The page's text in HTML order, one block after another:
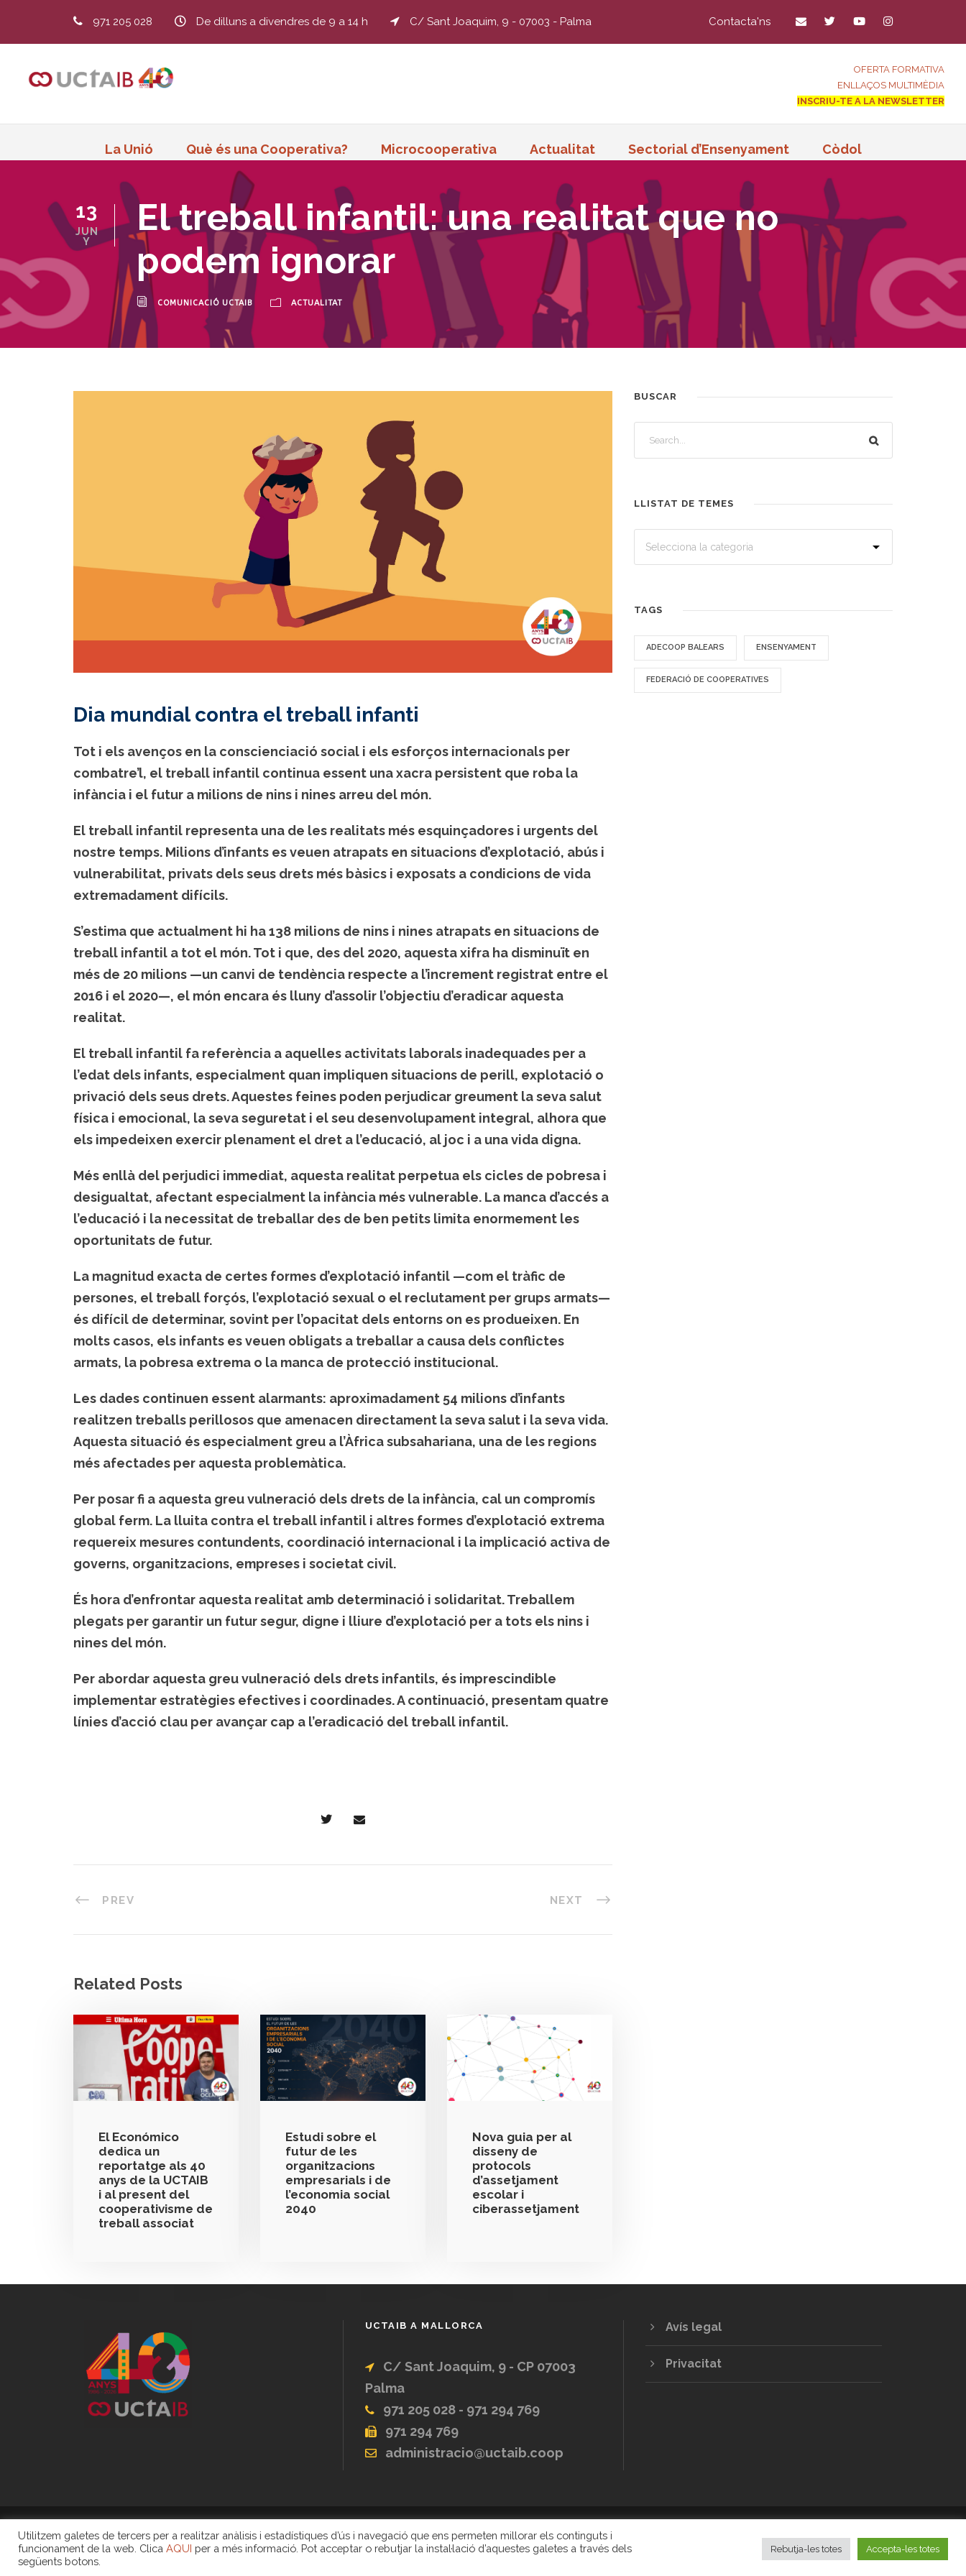
971 205 028 De dilluns a divendres de 9 a 14 h C/ Sant Joaquim, 9 - 07003 - Palma Contacta'ns
OFERTA FORMATIVA
ENLLAÇOS MULTIMÈDIA
INSCRIU-TE A LA NEWSLETTER
La Unió Què és una Cooperativa? Microcooperativa Actualitat Sectorial d’Ensenyament Còdol
13
JUN
Y
El treball infantil: una realitat que no
podem ignorar
COMUNICACIÓ UCTAIB ACTUALITAT
Dia mundial contra el treball infanti
Tot i els avenços en la conscienciació social i els esforços internacionals per
combatre’l, el treball infantil continua essent una xacra persistent que roba la
infància i el futur a milions de nins i nines arreu del món.
El treball infantil representa una de les realitats més esquinçadores i urgents del
nostre temps. Milions d’infants es veuen atrapats en situacions d’explotació, abús i
vulnerabilitat, privats dels seus drets més bàsics i exposats a condicions de vida
extremadament difícils.
S’estima que actualment hi ha138 milions de nins i nines atrapats en situacions de
treball infantil a tot el món. Tot i que, des del 2020, aquesta xifra ha disminuït en
més de 20 milions —un canvi de tendència respecte a l’increment registrat entre el
2016 i el 2020—, el món encara és lluny d’assolir l’objectiu d’eradicar aquesta
realitat.
El treball infantil fa referència a aquelles activitats laborals inadequades per a
l’edat dels infants, especialment quan impliquen situacions de perill, explotació o
privació dels seus drets. Aquestes feines poden perjudicar greument la seva salut
física i emocional, la seva seguretat i el seu desenvolupament integral, alhora que
els impedeixen exercir plenament el dret a l’educació, al joc i a una vida digna.
Més enllà del perjudici immediat, aquesta realitat perpetua els cicles de pobresa i
desigualtat, afectant especialment la infància més vulnerable. La manca d’accés a
l’educació i la necessitat de treballar des de ben petits limita enormement les
oportunitats de futur.
La magnitud exacta de certes formes d’explotació infantil —com el tràfic de
persones, el treball forçós, l’explotació sexual o el reclutament per grups armats—
és difícil de determinar, sovint per l’opacitat dels entorns on es produeixen. En
molts casos, els infants es veuen obligats a treballar a causa dels conflictes
armats, la pobresa extrema o la manca de protecció institucional.
Les dades continuen essent alarmants: aproximadament 54 milions d’infants
realitzen treballs perillosos que amenacen directament la seva salut i la seva vida.
Aquesta situació és especialment greu a l’Àfrica subsahariana, una de les regions
més afectades per aquesta problemàtica.
Per posar fi a aquesta greu vulneració dels drets de la infància, cal un compromís
global ferm. La lluita contra el treball infantil i altres formes d’explotació extrema
requereix mesures contundents, coordinació internacional i la implicació activa de
governs, organitzacions, empreses i societat civil.
És hora d’enfrontar aquesta realitat amb determinació i solidaritat. Treballem
plegats per garantir un futur segur, digne i lliure d’explotació per a tots els nins i
nines del món.
Per abordar aquesta greu vulneració dels drets infantils, és imprescindible
implementar estratègies efectives i coordinades. A continuació, presentam quatre
línies d’acció clau per avançar cap a l’eradicació del treball infantil.
PREV NEXT
Related Posts
El Económico
dedica un
reportatge als 40
anys de la UCTAIB
i al present del
cooperativisme de
treball associat
Estudi sobre el
futur de les
organitzacions
empresarials i de
l’economia social
2040
Nova guia per al
disseny de
protocols
d’assetjament
escolar i
ciberassetjament
BUSCAR
LLISTAT DE TEMES
TAGS
ADECOOP BALEARS ENSENYAMENT
FEDERACIÓ DE COOPERATIVES
UCTAIB A MALLORCA
C/ Sant Joaquim, 9 - CP 07003
Palma
971 205 028 - 971 294 769
971 294 769
administracio@uctaib.coop
Avís legal
Privacitat
COPYRIGHT 2020 - UNIÓ DE COOPERATIVES DE TREBALL ASSOCIAT DE LES ILLES BALEARS
Utilitzem galetes de tercers per a realitzar anàlisis i estadístiques d’ús i navegació que ens permeten millorar els continguts i
funcionament de la web. Clica AQUI per a més informació. Pot acceptar o rebutjar la instal·lació d’aquestes galetes a través dels
següents botons.
Rebutja-les totes Accepta-les totes